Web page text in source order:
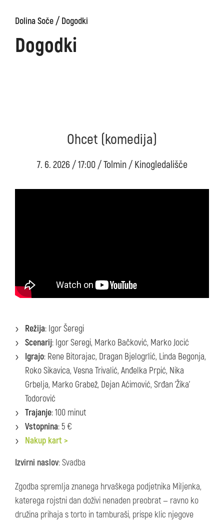
Dolina Soče/Dogodki
Dogodki
Ohcet (komedija)
7. 6. 2026 / 17:00 / Tolmin / Kinogledališče
Režija: Igor Šeregi
Scenarij: Igor Seregi, Marko Bačković, Marko Jocić
Igrajo: Rene Bitorajac, Dragan Bjelogrlić, Linda Begonja,
Roko Sikavica, Vesna Trivalić, Anđelka Prpić, Nika
Grbelja, Marko Grabež, Dejan Aćimović, Srđan 'Žika'
Todorović
Trajanje: 100 minut
Vstopnina: 5 €
Nakup kart >
Izvirni naslov: Svadba
Zgodba spremlja znanega hrvaškega podjetnika Miljenka,
katerega rojstni dan doživi nenaden preobrat — ravno ko
družina prihaja s torto in tamburaši, prispe klic njegove